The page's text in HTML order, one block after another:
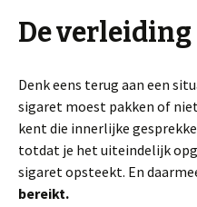
De verleiding
Denk eens terug aan een
sigaret moest pakken of
kent die innerlijke
totdat je het uiteindelijk
sigaret opsteekt. En
bereikt.